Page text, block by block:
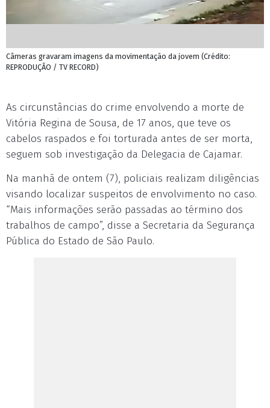
Câmeras gravaram imagens da movimentação da jovem (Crédito:
REPRODUÇÃO / TV RECORD)
As circunstâncias do crime envolvendo a morte de
Vitória Regina de Sousa, de 17 anos, que teve os
cabelos raspados e foi torturada antes de ser morta,
seguem sob investigação da Delegacia de Cajamar.
Na manhã de ontem (7), policiais realizam diligências
visando localizar suspeitos de envolvimento no caso.
“Mais informações serão passadas ao término dos
trabalhos de campo”, disse a Secretaria da Segurança
Pública do Estado de São Paulo.